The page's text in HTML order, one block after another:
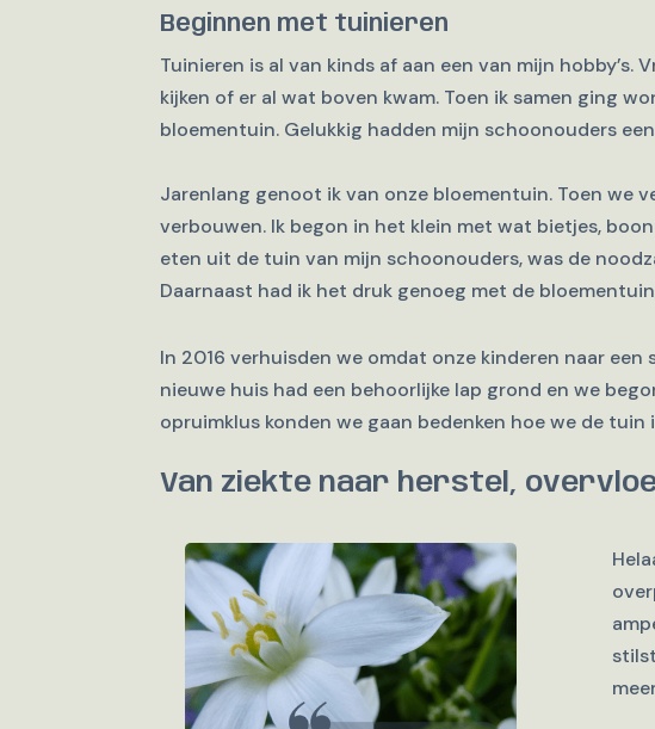
Beginnen met tuinieren
Tuinieren is al van kinds af aan een van mijn
kijken of er al wat boven kwam. Toen ik samen ging
bloementuin. Gelukkig hadden mijn schoonouders
Jarenlang genoot ik van onze bloementuin. Toen we
verbouwen. Ik begon in het klein met wat bietjes,
eten uit de tuin van mijn schoonouders, was de
Daarnaast had ik het druk genoeg met de
In 2016 verhuisden we omdat onze kinderen naar
nieuwe huis had een behoorlijke lap grond en we
opruimklus konden we gaan bedenken hoe we de
Van ziekte naar herstel,